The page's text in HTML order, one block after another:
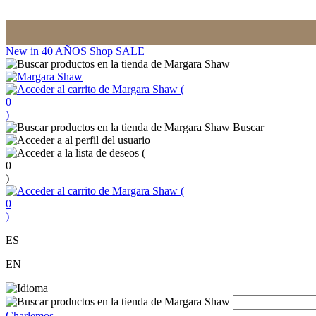
New in 40 AÑOS Shop SALE
(
0
)
Buscar
(
0
)
(
0
)
ES
EN